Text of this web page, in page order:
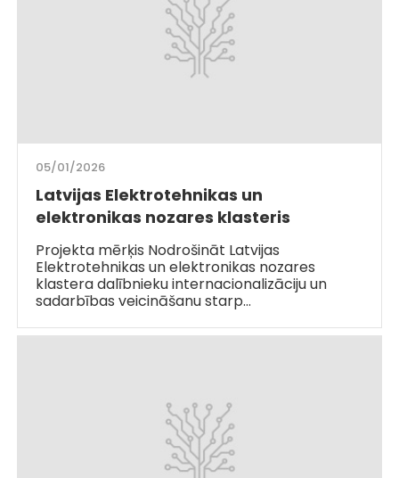
05/01/2026
Latvijas Elektrotehnikas un
elektronikas nozares klasteris
Projekta mērķis Nodrošināt Latvijas
Elektrotehnikas un elektronikas nozares
klastera dalībnieku internacionalizāciju un
sadarbības veicināšanu starp…